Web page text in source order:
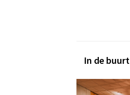
In de buurt